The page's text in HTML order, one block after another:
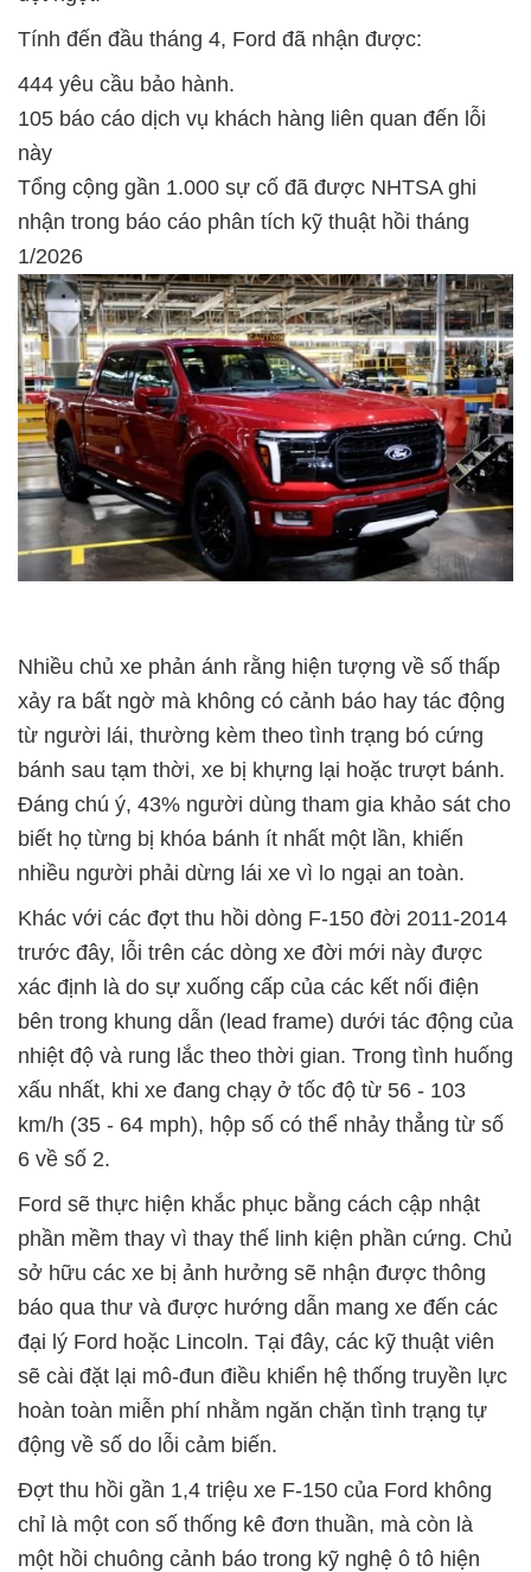
Tính đến đầu tháng 4, Ford đã nhận được:
444 yêu cầu bảo hành.
105 báo cáo dịch vụ khách hàng liên quan đến lỗi
này
Tổng cộng gần 1.000 sự cố đã được NHTSA ghi
nhận trong báo cáo phân tích kỹ thuật hồi tháng
1/2026
Nhiều chủ xe phản ánh rằng hiện tượng về số thấp
xảy ra bất ngờ mà không có cảnh báo hay tác động
từ người lái, thường kèm theo tình trạng bó cứng
bánh sau tạm thời, xe bị khựng lại hoặc trượt bánh.
Đáng chú ý, 43% người dùng tham gia khảo sát cho
biết họ từng bị khóa bánh ít nhất một lần, khiến
nhiều người phải dừng lái xe vì lo ngại an toàn.
Khác với các đợt thu hồi dòng F-150 đời 2011-2014
trước đây, lỗi trên các dòng xe đời mới này được
xác định là do sự xuống cấp của các kết nối điện
bên trong khung dẫn (lead frame) dưới tác động của
nhiệt độ và rung lắc theo thời gian. Trong tình huống
xấu nhất, khi xe đang chạy ở tốc độ từ 56 - 103
km/h (35 - 64 mph), hộp số có thể nhảy thẳng từ số
6 về số 2.
Ford sẽ thực hiện khắc phục bằng cách cập nhật
phần mềm thay vì thay thế linh kiện phần cứng. Chủ
sở hữu các xe bị ảnh hưởng sẽ nhận được thông
báo qua thư và được hướng dẫn mang xe đến các
đại lý Ford hoặc Lincoln. Tại đây, các kỹ thuật viên
sẽ cài đặt lại mô-đun điều khiển hệ thống truyền lực
hoàn toàn miễn phí nhằm ngăn chặn tình trạng tự
động về số do lỗi cảm biến.
Đợt thu hồi gần 1,4 triệu xe F-150 của Ford không
chỉ là một con số thống kê đơn thuần, mà còn là
một hồi chuông cảnh báo trong kỹ nghệ ô tô hiện